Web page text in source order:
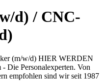
d) / CNC-
(m/w/d) HIER WERDEN
Die Personalexperten. Von
empfohlen sind wir seit 1987